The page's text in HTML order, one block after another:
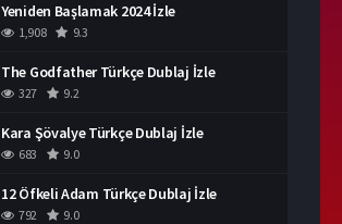
Yeniden Başlamak 2024 İzle
1,908 9.3
The Godfather Türkçe Dublaj İzle
327 9.2
Kara Şövalye Türkçe Dublaj İzle
683 9.0
12 Öfkeli Adam Türkçe Dublaj İzle
792 9.0